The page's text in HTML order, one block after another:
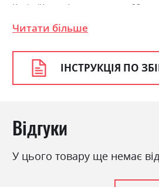
Колір (Корпус):
98
Колір матеріалу
Матеріал
Читати більше
ІНСТРУКЦІЯ ПО
Відгуки
У цього товару ще немає